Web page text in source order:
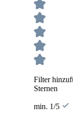
Filter
Sternen
min. 1/5